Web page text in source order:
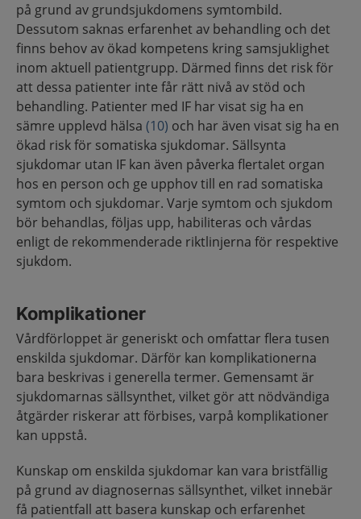
på grund av grundsjukdomens symtombild.
Dessutom saknas erfarenhet av behandling och det
finns behov av ökad kompetens kring samsjuklighet
inom aktuell patientgrupp. Därmed finns det risk för
att dessa patienter inte får rätt nivå av stöd och
behandling. Patienter med IF har visat sig ha en
sämre upplevd hälsa (10) och har även visat sig ha en
ökad risk för somatiska sjukdomar. Sällsynta
sjukdomar utan IF kan även påverka flertalet organ
hos en person och ge upphov till en rad somatiska
symtom och sjukdomar. Varje symtom och sjukdom
bör behandlas, följas upp, habiliteras och vårdas
enligt de rekommenderade riktlinjerna för respektive
sjukdom.
Komplikationer
Vårdförloppet är generiskt och omfattar flera tusen
enskilda sjukdomar. Därför kan komplikationerna
bara beskrivas i generella termer. Gemensamt är
sjukdomarnas sällsynthet, vilket gör att nödvändiga
åtgärder riskerar att förbises, varpå komplikationer
kan uppstå.
Kunskap om enskilda sjukdomar kan vara bristfällig
på grund av diagnosernas sällsynthet, vilket innebär
få patientfall att basera kunskap och erfarenhet